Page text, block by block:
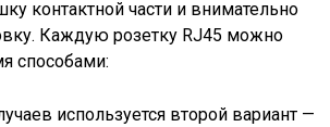
контактной части и внимательно
Каждую розетку RJ45 можно
способами:
используется второй вариант —